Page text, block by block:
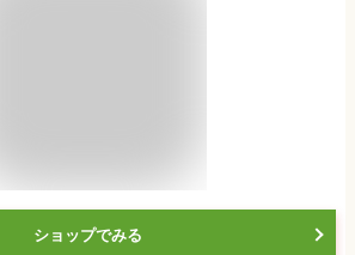
ショップでみる